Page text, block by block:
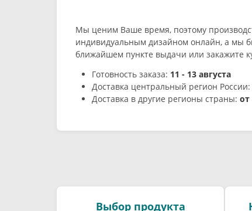
Мы ценим Ваше время, поэтому
индивидуальным дизайном онлайн, а мы
ближайшем пункте выдачи или закажите
Готовность заказа: 11 - 13 августа
Доставка центральный регион России:
Доставка в другие регионы страны: от
Выбор продукта